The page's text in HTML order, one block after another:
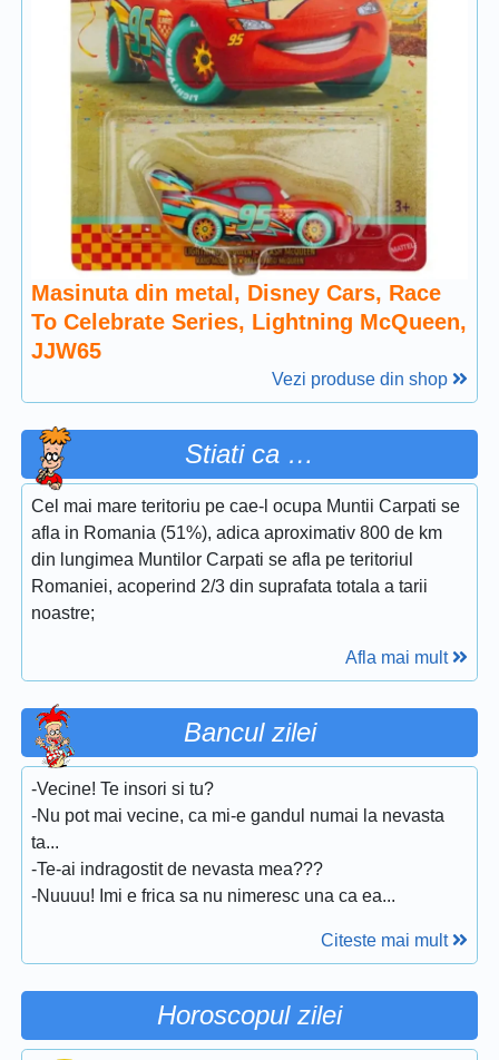
Masinuta din metal, Disney Cars, Race
To Celebrate Series, Lightning McQueen,
JJW65
Vezi produse din shop
Stiati ca …
Cel mai mare teritoriu pe cae-l ocupa Muntii Carpati se
afla in Romania (51%), adica aproximativ 800 de km
din lungimea Muntilor Carpati se afla pe teritoriul
Romaniei, acoperind 2/3 din suprafata totala a tarii
noastre;
Afla mai mult
Bancul zilei
-Vecine! Te insori si tu?
-Nu pot mai vecine, ca mi-e gandul numai la nevasta
ta...
-Te-ai indragostit de nevasta mea???
-Nuuuu! Imi e frica sa nu nimeresc una ca ea...
Citeste mai mult
Horoscopul zilei